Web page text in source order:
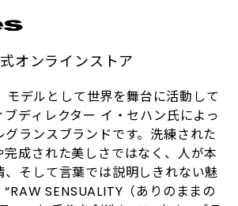
オンラインストア
デルとして世界を舞台に活動して
ブディレクター イ‧セハン⽒によっ
ランスブランドです。洗練された
完成された美しさではなく、⼈が本
、そして⾔葉では説明しきれない魅
SENSUALITY（ありのままの